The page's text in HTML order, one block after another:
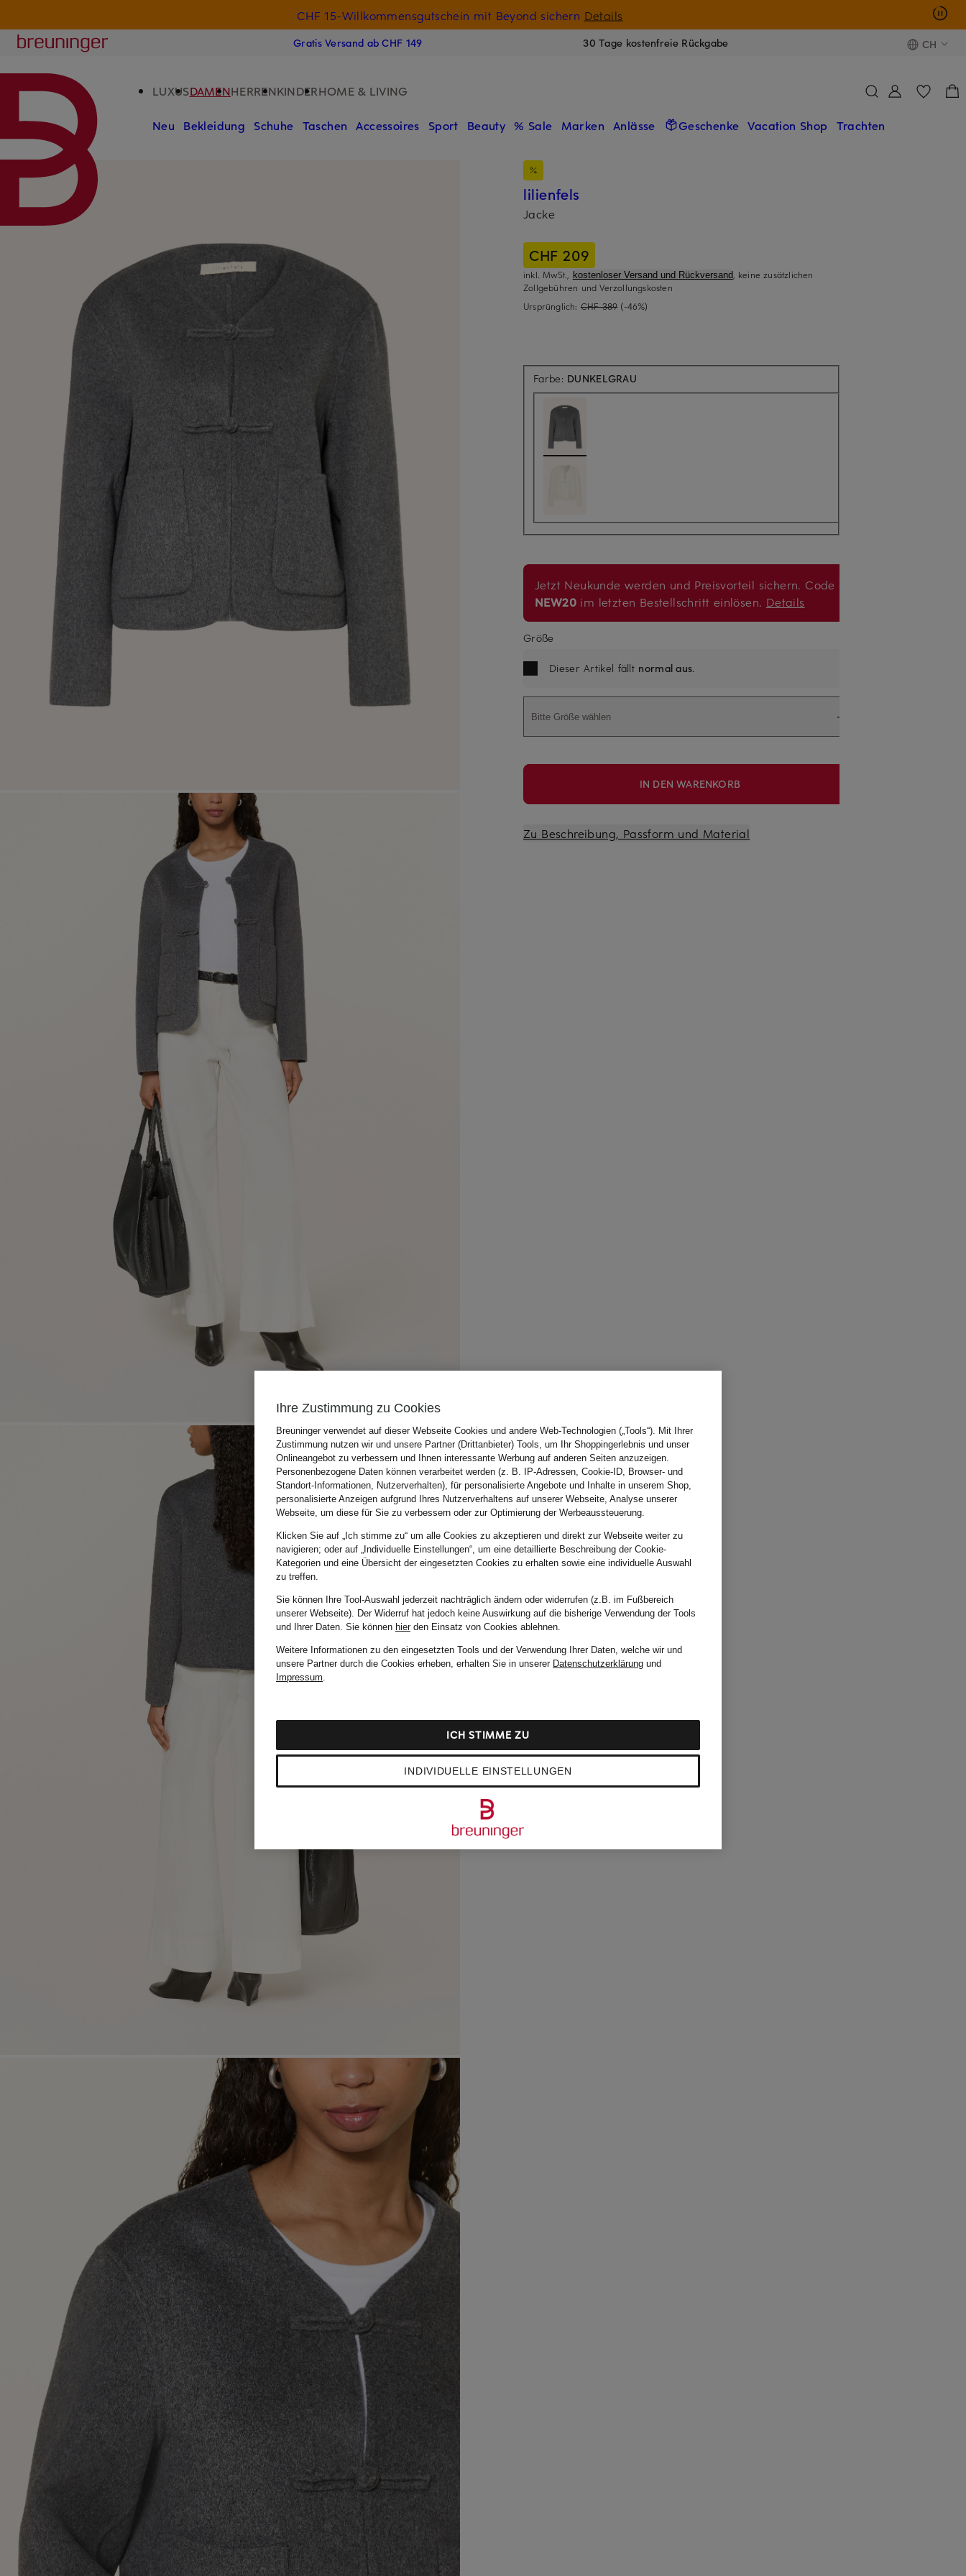
CHF 15-Willkommensgutschein mit Beyond sichern Details
Breuninger
Gratis Versand ab CHF 149 30 Tage kostenfreie Rückgabe CH
LUXUSDAMENHERRENKINDERHOME & LIVING
Neu Bekleidung Schuhe Taschen Accessoires Sport Beauty % Sale Marken Anlässe Geschenke Vacation Shop Trachten
lilienfels
Jacke
CHF 209
inkl. MwSt., kostenloser Versand und Rückversand, keine zusätzlichen
Zollgebühren und Verzollungskosten
Ursprünglich: CHF 389 (-46%)
Farbe: DUNKELGRAU
Jetzt Neukunde werden und Preisvorteil sichern. Code
NEW20 im letzten Bestellschritt einlösen. Details
Größe
Dieser Artikel fällt normal aus.
Bitte Größe wählen
IN DEN WARENKORB
Zu Beschreibung, Passform und Material
Ihre Zustimmung zu Cookies
Breuninger verwendet auf dieser Webseite Cookies und andere Web-Technologien („Tools“). Mit Ihrer
Zustimmung nutzen wir und unsere Partner (Drittanbieter) Tools, um Ihr Shoppingerlebnis und unser
Onlineangebot zu verbessern und Ihnen interessante Werbung auf anderen Seiten anzuzeigen.
Personenbezogene Daten können verarbeitet werden (z. B. IP-Adressen, Cookie-ID, Browser- und
Standort-Informationen, Nutzerverhalten), für personalisierte Angebote und Inhalte in unserem Shop,
personalisierte Anzeigen aufgrund Ihres Nutzerverhaltens auf unserer Webseite, Analyse unserer
Webseite, um diese für Sie zu verbessern oder zur Optimierung der Werbeaussteuerung.
Klicken Sie auf „Ich stimme zu“ um alle Cookies zu akzeptieren und direkt zur Webseite weiter zu
navigieren; oder auf „Individuelle Einstellungen“, um eine detaillierte Beschreibung der Cookie-
Kategorien und eine Übersicht der eingesetzten Cookies zu erhalten sowie eine individuelle Auswahl
zu treffen.
Sie können Ihre Tool-Auswahl jederzeit nachträglich ändern oder widerrufen (z.B. im Fußbereich
unserer Webseite). Der Widerruf hat jedoch keine Auswirkung auf die bisherige Verwendung der Tools
und Ihrer Daten. Sie können hierden Einsatz von Cookies ablehnen.
Weitere Informationen zu den eingesetzten Tools und der Verwendung Ihrer Daten, welche wir und
unsere Partner durch die Cookies erheben, erhalten Sie in unserer Datenschutzerklärung und
Impressum.
INDIVIDUELLE EINSTELLUNGEN
ICH STIMME ZU